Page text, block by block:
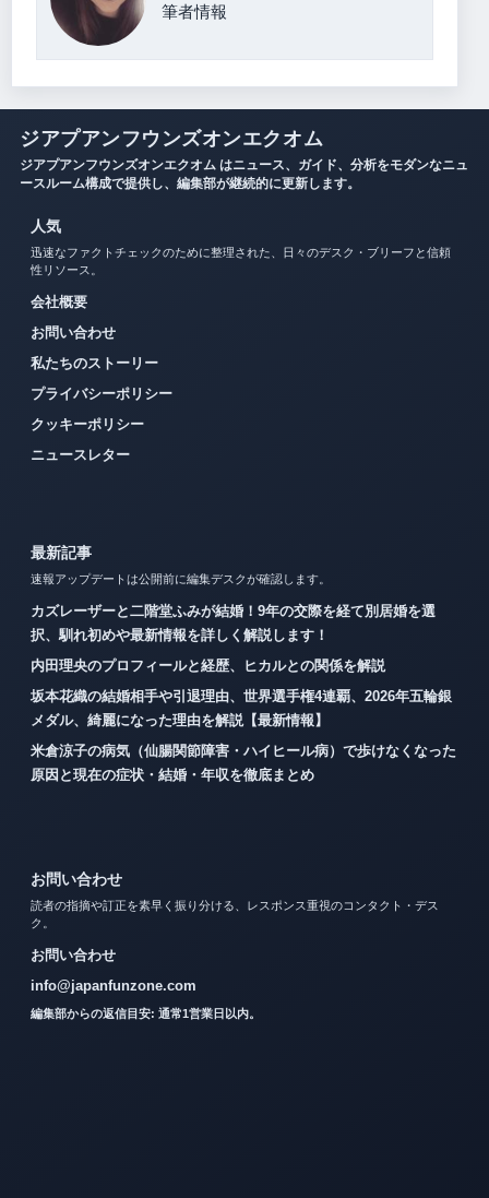
筆者情報
ジアプアンフウンズオンエクオム
ジアプアンフウンズオンエクオム はニュース、ガイド、分析をモダンなニュ
ースルーム構成で提供し、編集部が継続的に更新します。
人気
迅速なファクトチェックのために整理された、日々のデスク・ブリーフと信頼
性リソース。
会社概要
お問い合わせ
私たちのストーリー
プライバシーポリシー
クッキーポリシー
ニュースレター
最新記事
速報アップデートは公開前に編集デスクが確認します。
カズレーザーと二階堂ふみが結婚！9年の交際を経て別居婚を選
択、馴れ初めや最新情報を詳しく解説します！
内田理央のプロフィールと経歴、ヒカルとの関係を解説
坂本花織の結婚相手や引退理由、世界選手権4連覇、2026年五輪銀
メダル、綺麗になった理由を解説【最新情報】
米倉涼子の病気（仙腸関節障害・ハイヒール病）で歩けなくなった
原因と現在の症状・結婚・年収を徹底まとめ
お問い合わせ
読者の指摘や訂正を素早く振り分ける、レスポンス重視のコンタクト・デス
ク。
お問い合わせ
info@japanfunzone.com
編集部からの返信目安: 通常1営業日以内。